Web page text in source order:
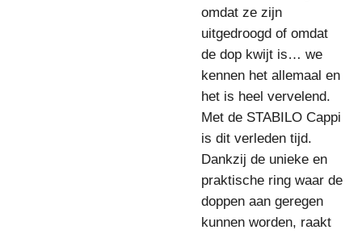
omdat ze zijn
uitgedroogd of omdat
de dop kwijt is… we
kennen het allemaal en
het is heel vervelend.
Met de STABILO Cappi
is dit verleden tijd.
Dankzij de unieke en
praktische ring waar de
doppen aan geregen
kunnen worden, raakt